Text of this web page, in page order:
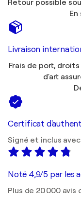
Retour possible
Livraison
Frais de port,
d'art
Certificat
Signé et inclus
Noté 4,9/5 par les
Plus de 20 000 avis